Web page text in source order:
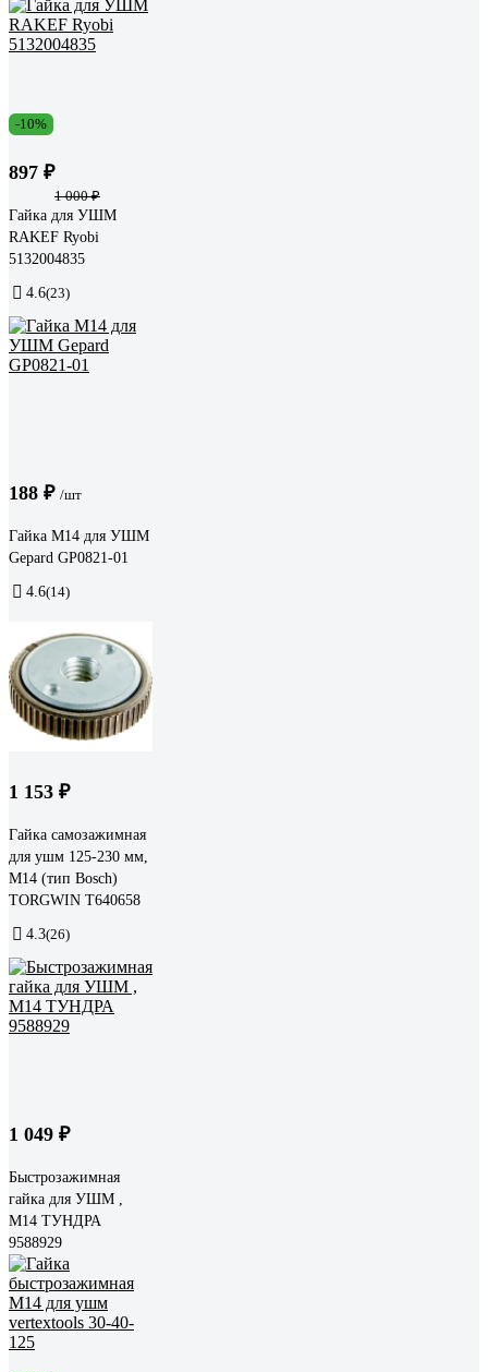
-10%
897 ₽
1 000 ₽
Гайка для УШМ
RAKEF Ryobi
5132004835
4.6(23)
188 ₽ /шт
Гайка М14 для УШМ
Gepard GP0821-01
4.6(14)
1 153 ₽
Гайка самозажимная
для ушм 125-230 мм,
М14 (тип Bosch)
TORGWIN T640658
4.3(26)
1 049 ₽
Быстрозажимная
гайка для УШМ ,
М14 ТУНДРА
9588929